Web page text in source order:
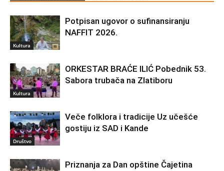
Kultura
Potpisan ugovor o sufinansiranju
NAFFIT 2026.
Kultura
ORKESTAR BRAĆE ILIĆ Pobednik 53.
Sabora trubača na Zlatiboru
Društvo
Veče folklora i tradicije Uz učešće
gostiju iz SAD i Kande
Priznanja za Dan opštine Čajetina